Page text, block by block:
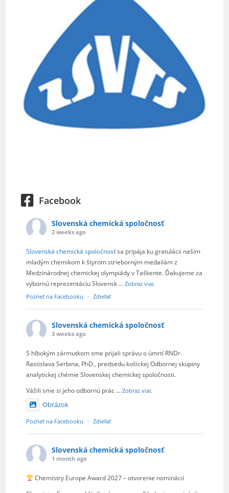
Facebook
Slovenská chemická spoločnosť
2 weeks ago
Slovenská chemická spoločnosťsa pripája ku gratulácii našim
mladým chemikom k štyrom strieborným medailám z
Medzinárodnej chemickej olympiády v Taškente. Ďakujeme za
výbornú reprezentáciu Slovensk ...Zobraz viac
Pozrieť na Facebooku
· Zdieľať
Slovenská chemická spoločnosť
3 weeks ago
S hlbokým zármutkom sme prijali správu o úmrtí RNDr.
Rastislava Serbina, PhD., predsedu košickej Odbornej skupiny
analytickej chémie Slovenskej chemickej spoločnosti.
Vážili sme si jeho odbornú prác ...Zobraz viac
Obrázok
Pozrieť na Facebooku · Zdieľať
Slovenská chemická spoločnosť
1 month ago
Chemistry Europe Award 2027 – otvorenie nominácií